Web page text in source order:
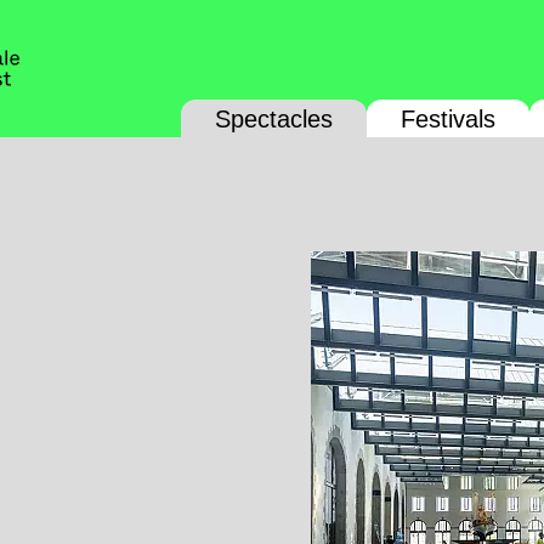
Spectacles Festivals